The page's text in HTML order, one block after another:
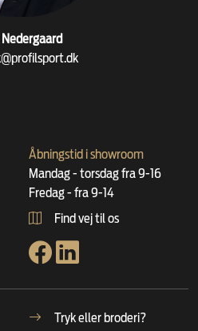
Åbningstid i showroom
Mandag - torsdag fra 9-16
Fredag - fra 9-14
Find vej til os
Tryk eller broderi?